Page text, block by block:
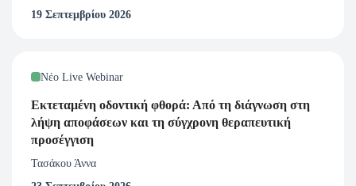
19 Σεπτεμβρίου 2026
Νέο Live Webinar
Εκτεταμένη οδοντική φθορά: Από τη διάγνωση στη
λήψη αποφάσεων και τη σύγχρονη θεραπευτική
προσέγγιση
Τασάκου Άννα